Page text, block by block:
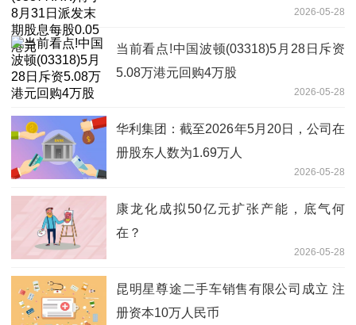
2026-05-28
当前看点!中国波顿(03318)5月28日斥资
5.08万港元回购4万股
2026-05-28
华利集团：截至2026年5月20日，公司在
册股东人数为1.69万人
2026-05-28
康龙化成拟50亿元扩张产能，底气何
在？
2026-05-28
昆明星尊途二手车销售有限公司成立 注
册资本10万人民币